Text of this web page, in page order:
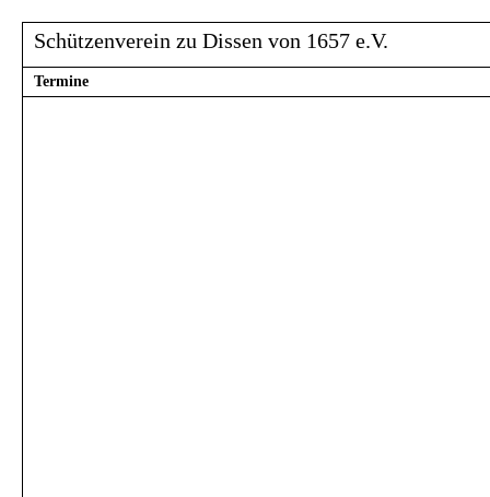
Schützenverein zu Dissen von 1657 e.V.
Termine